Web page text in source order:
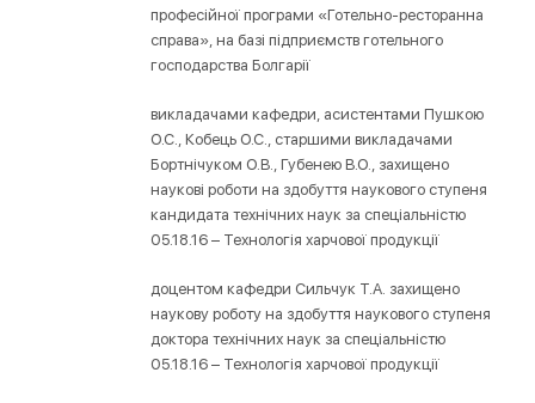
професійної програми «Готельно-ресторанна
справа», на базі підприємств готельного
господарства Болгарії
викладачами кафедри, асистентами Пушкою
О.С., Кобець О.С., старшими викладачами
Бортнічуком О.В., Губенею В.О., захищено
наукові роботи на здобуття наукового ступеня
кандидата технічних наук за спеціальністю
05.18.16 – Технологія харчової продукції
доцентом кафедри Сильчук Т.А. захищено
наукову роботу на здобуття наукового ступеня
доктора технічних наук за спеціальністю
05.18.16 – Технологія харчової продукції